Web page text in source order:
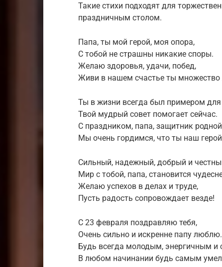
Такие стихи подходят для
праздничным столом.
Папа, ты мой герой, моя опора,
С тобой не страшны никакие споры.
Желаю здоровья, удачи, побед,
Живи в нашем счастье ты множество
Ты в жизни всегда был примером для
Твой мудрый совет помогает сейчас.
С праздником, папа, защитник
Мы очень гордимся, что ты наш
Сильный, надежный, добрый и
Мир с тобой, папа, становится
Желаю успехов в делах и труде,
Пусть радость сопровождает везде!
С 23 февраля поздравляю тебя,
Очень сильно и искренне папу люблю.
Будь всегда молодым, энергичным и
В любом начинании будь самым